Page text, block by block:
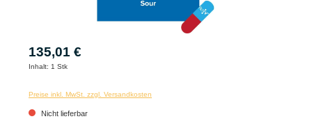
135,01 €
Inhalt: 1 Stk
Preise inkl. MwSt. zzgl. Versandkosten
Nicht lieferbar